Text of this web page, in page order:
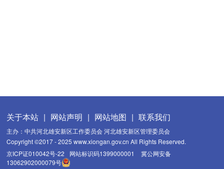
关于本站 | 网站声明 | 网站地图 | 联系我们
主办：中共河北雄安新区工作委员会 河北雄安新区管理委员会
Copyright ©2017 - 2025 www.xiongan.gov.cn All Rights Reserved.
京ICP证010042号-22
网站标识码1399000001
冀公网安备
13062902000079号